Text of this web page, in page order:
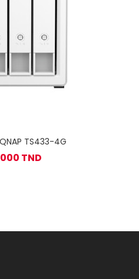
TS433-4G
TND